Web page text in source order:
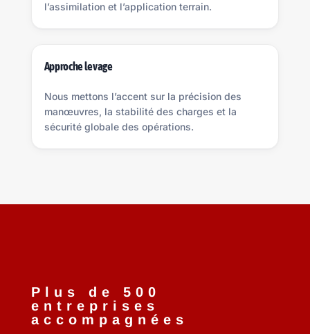
l’assimilation et l’application terrain.
Approche levage
Nous mettons l’accent sur la précision des
manœuvres, la stabilité des charges et la
sécurité globale des opérations.
Plus de 500
entreprises
accompagnées